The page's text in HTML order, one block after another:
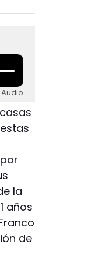
la
años
de